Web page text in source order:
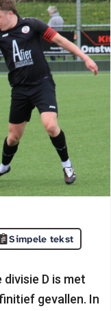
Simpele tekst
divisie D is met
gevallen. In